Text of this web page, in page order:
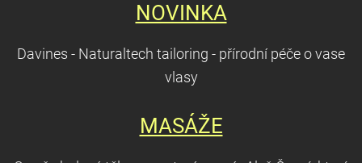
NOVINKA
Davines - Naturaltech tailoring - přírodní péče o vase
vlasy
MASÁŽE